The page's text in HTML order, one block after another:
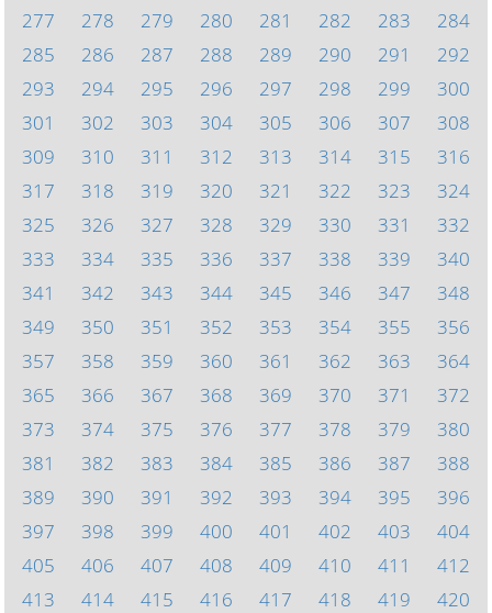
277
278 279 280 281 282 283
284
285
286 287 288 289 290 291
292
293
294 295 296 297 298 299
300
301
302 303 304 305 306 307
308
309
310 311 312 313 314 315
316
317
318 319 320 321 322 323
324
325
326 327 328 329 330 331
332
333
334 335 336 337 338 339
340
341
342 343 344 345 346 347
348
349
350 351 352 353 354 355
356
357
358 359 360 361 362 363
364
365
366 367 368 369 370 371
372
373
374 375 376 377 378 379
380
381
382 383 384 385 386 387
388
389
390 391 392 393 394 395
396
397
398 399 400 401 402 403
404
405
406 407 408 409 410 411
412
413
414 415 416 417 418 419 420